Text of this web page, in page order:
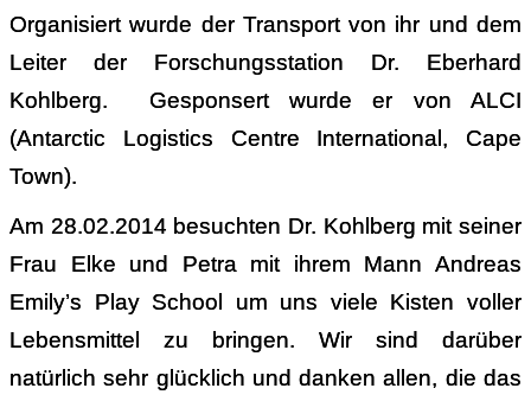
Organisiert wurde der Transport von ihr und dem
Leiter der Forschungsstation Dr. Eberhard
Kohlberg. Gesponsert wurde er von ALCI
(Antarctic Logistics Centre International, Cape
Town).
Am 28.02.2014 besuchten Dr. Kohlberg mit seiner
Frau Elke und Petra mit ihrem Mann Andreas
Emily’s Play School um uns viele Kisten voller
Lebensmittel zu bringen. Wir sind darüber
natürlich sehr glücklich und danken allen, die das